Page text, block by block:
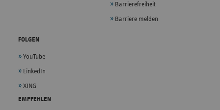
Barrierefreiheit
Barriere melden
FOLGEN
YouTube
LinkedIn
XING
EMPFEHLEN